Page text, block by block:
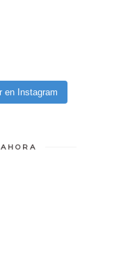
en Instagram